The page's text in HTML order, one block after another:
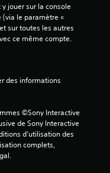
jouer sur la console
(via le paramètre «
sur toutes les autres
ce même compte.
©Sony Interactive
de Sony Interactive
d’utilisation des
complets,